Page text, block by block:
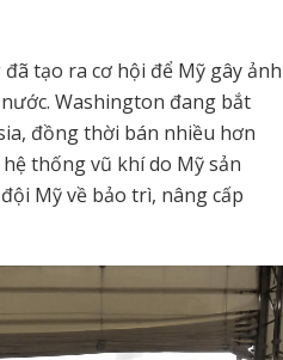
tạo ra cơ hội để Mỹ gây ảnh
Washington đang bắt
đồng thời bán nhiều hơn
thống vũ khí do Mỹ sản
Mỹ về bảo trì, nâng cấp